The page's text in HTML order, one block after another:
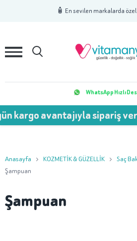
🧴 En sevilen markalarda
2 3
WhatsApp Hızlı
avantajıyla sipariş ver!
Anasayfa KOZMETİK & GÜZELLİK Saç
Şampuan
Şampuan